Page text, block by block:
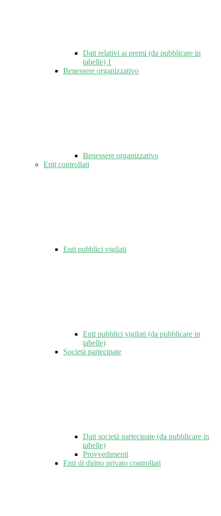
Dati relativi ai premi (da pubblicare in
tabelle) 1
Benessere organizzativo
Benessere organizzativo
Enti controllati
Enti pubblici vigilati
Enti pubblici vigilati (da pubblicare in
tabelle)
Società partecipate
Dati società partecipate (da pubblicare in
tabelle)
Provvedimenti
Enti di diritto privato controllati